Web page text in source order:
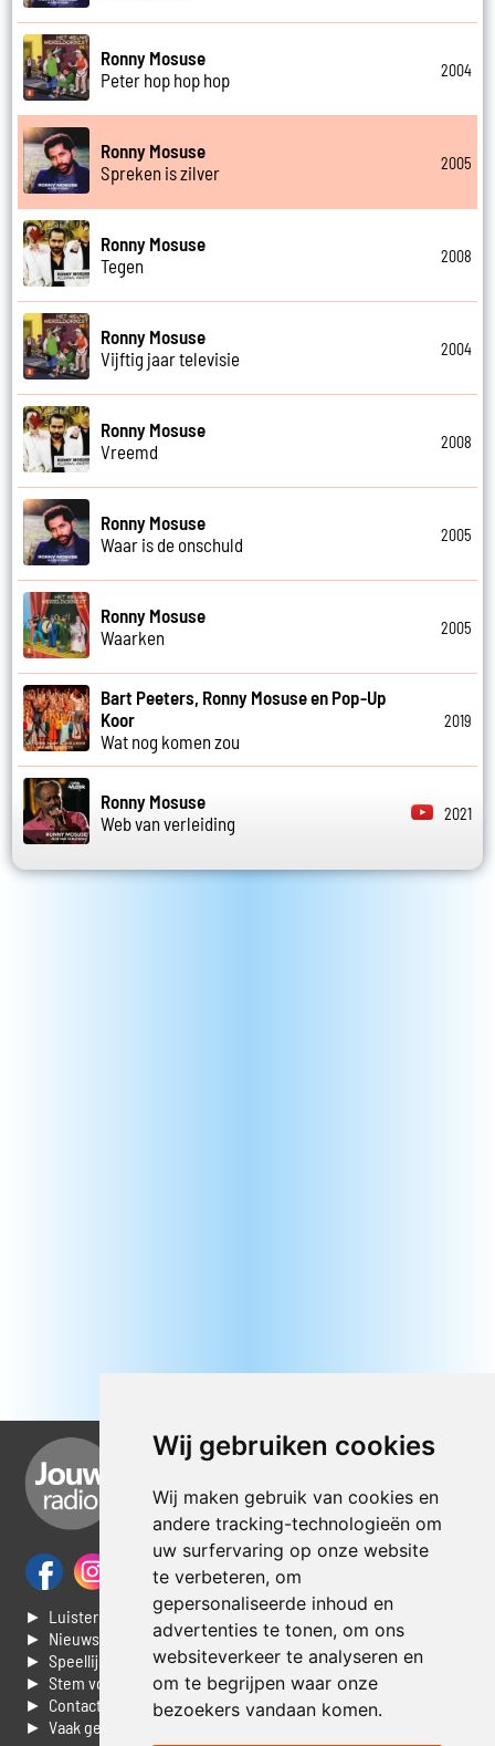
Wij gebruiken cookies
Wij maken gebruik van cookies en
andere tracking-technologieën om
uw surfervaring op onze website
te verbeteren, om
gepersonaliseerde inhoud en
advertenties te tonen, om ons
websiteverkeer te analyseren en
om te begrijpen waar onze
bezoekers vandaan komen.
Ronny Mosuse
Peter hop hop hop
2004
Ronny Mosuse
Spreken is zilver
2005
Ronny Mosuse
Tegen
2008
Ronny Mosuse
Vijftig jaar televisie
2004
Ronny Mosuse
Vreemd
2008
Ronny Mosuse
Waar is de onschuld
2005
Ronny Mosuse
Waarken
2005
Bart Peeters, Ronny Mosuse en Pop-Up
Koor
Wat nog komen zou
2019
Ronny Mosuse
Web van verleiding
2021
► Luisteren naar Jouwradio
► Nieuws
► Speellijst
► Stem voor de Dag top 3
► Contacteer ons
► Vaak gestelde vragen